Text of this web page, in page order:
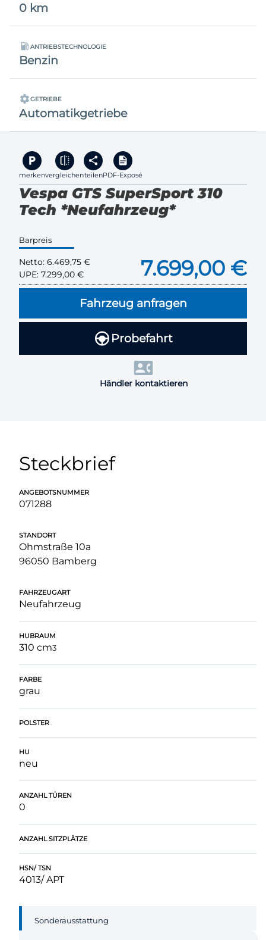
0 km
ANTRIEBSTECHNOLOGIE
Benzin
GETRIEBE
Automatikgetriebe
merkenvergleichenteilenPDF-Exposé
Vespa GTS SuperSport 310
Tech *Neufahrzeug*
Barpreis
Netto: 6.469,75 €
UPE: 7.299,00 € 7.699,00 €
Fahrzeug anfragen
Probefahrt
Händler kontaktieren
Steckbrief
ANGEBOTSNUMMER
071288
STANDORT
Ohmstraße 10a
96050 Bamberg
FAHRZEUGART
Neufahrzeug
HUBRAUM
310 cm3
FARBE
grau
POLSTER
HU
neu
ANZAHL TÜREN
0
ANZAHL SITZPLÄTZE
HSN/ TSN
4013/ APT
Sonderausstattung